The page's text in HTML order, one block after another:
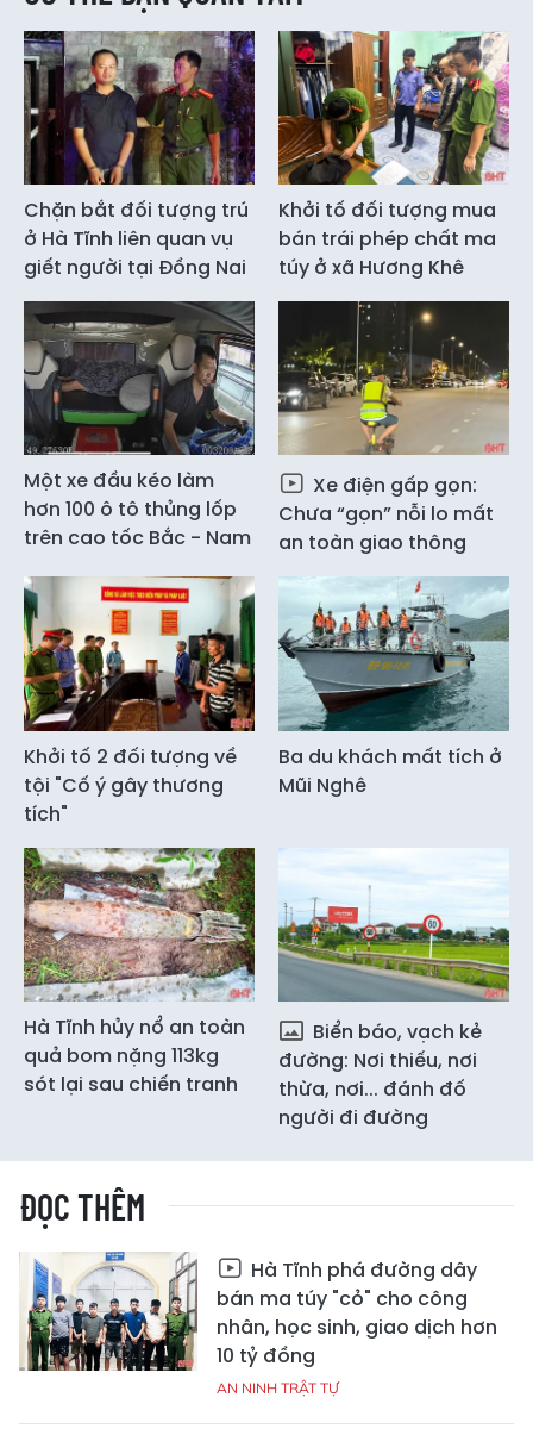
Chặn bắt đối tượng trú
ở Hà Tĩnh liên quan vụ
giết người tại Đồng Nai
Khởi tố đối tượng mua
bán trái phép chất ma
túy ở xã Hương Khê
Một xe đầu kéo làm
hơn 100 ô tô thủng lốp
trên cao tốc Bắc - Nam
Xe điện gấp gọn:
Chưa “gọn” nỗi lo mất
an toàn giao thông
Khởi tố 2 đối tượng về
tội "Cố ý gây thương
tích"
Ba du khách mất tích ở
Mũi Nghê
Hà Tĩnh hủy nổ an toàn
quả bom nặng 113kg
sót lại sau chiến tranh
Biển báo, vạch kẻ
đường: Nơi thiếu, nơi
thừa, nơi... đánh đố
người đi đường
ĐỌC THÊM
Hà Tĩnh phá đường dây
bán ma túy "cỏ" cho công
nhân, học sinh, giao dịch hơn
10 tỷ đồng
AN NINH TRẬT TỰ